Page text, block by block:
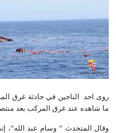
روى احد الناجين في حادثة غرق
ما شاهده عند غرق المركب بعد
وقال المتحدث ” وسام عبد الله”،